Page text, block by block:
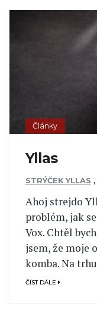
Články
Yllas
STRÝČEK YLLAS ,
Ahoj strejdo
problém, jak
Vox. Chtěl
jsem, že moje
komba. Na
ČÍST DÁLE